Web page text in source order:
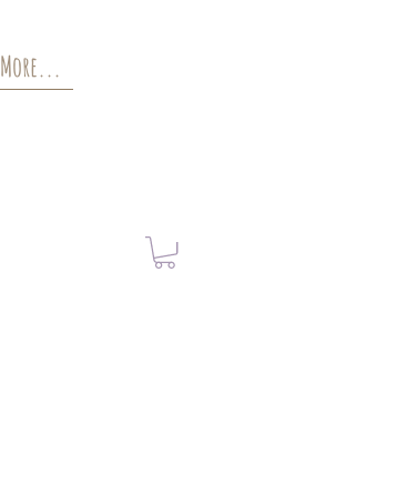
More...